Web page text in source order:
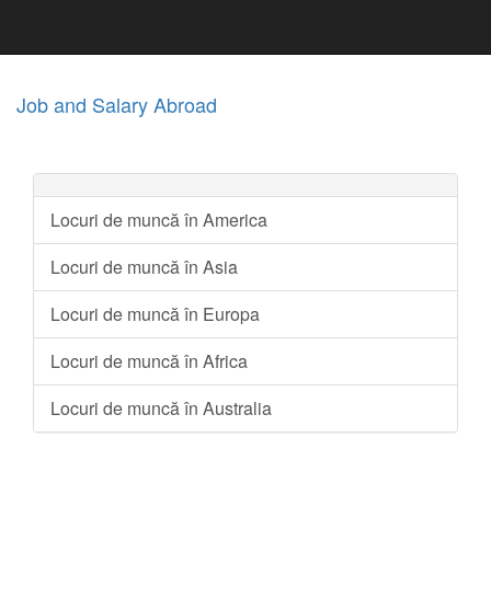
Job and Salary Abroad
Locuri de muncă în America
Locuri de muncă în Asia
Locuri de muncă în Europa
Locuri de muncă în Africa
Locuri de muncă în Australia